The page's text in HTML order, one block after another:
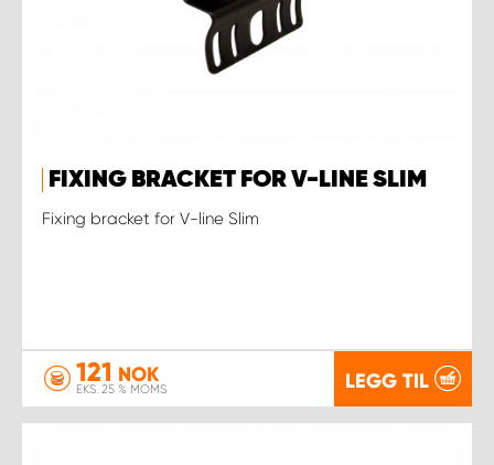
FIXING BRACKET FOR V-LINE SLIM
Fixing bracket for V-line Slim
121 NOK
EKS. 25 % MOMS LEGG TIL